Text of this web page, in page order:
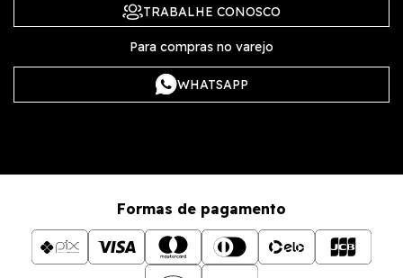
TRABALHE CONOSCO
Para compras no varejo
WHATSAPP
Formas de pagamento